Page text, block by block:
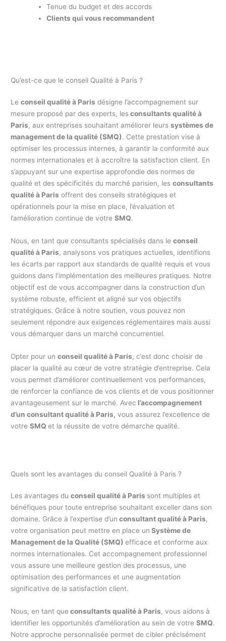
Tenue du budget et des accords
Clients qui vous recommandent
Qu’est-ce que le conseil Qualité à Paris ?
Leconseil qualité à Paris désigne l’accompagnement sur
mesure proposé par des experts, lesconsultants qualité à
Paris, aux entreprises souhaitant améliorer leurssystèmes de
management de la qualité (SMQ). Cette prestation vise à
optimiser les processus internes, à garantir la conformité aux
normes internationales et à accroître la satisfaction client. En
s’appuyant sur une expertise approfondie des normes de
qualité et des spécificités du marché parisien, lesconsultants
qualité à Paris offrent des conseils stratégiques et
opérationnels pour la mise en place, l’évaluation et
l’amélioration continue de votreSMQ.
Nous, en tant que consultants spécialisés dans leconseil
qualité à Paris, analysons vos pratiques actuelles, identifions
les écarts par rapport aux standards de qualité requis et vous
guidons dans l’implémentation des meilleures pratiques. Notre
objectif est de vous accompagner dans la construction d’un
système robuste, efficient et aligné sur vos objectifs
stratégiques. Grâce à notre soutien, vous pouvez non
seulement répondre aux exigences réglementaires mais aussi
vous démarquer dans un marché concurrentiel.
Opter pour unconseil qualité à Paris, c’est donc choisir de
placer la qualité au cœur de votre stratégie d’entreprise. Cela
vous permet d’améliorer continuellement vos performances,
de renforcer la confiance de vos clients et de vous positionner
avantageusement sur le marché. Avec l’accompagnement
d’un consultant qualité à Paris, vous assurez l’excellence de
votreSMQet la réussite de votre démarche qualité.
Quels sont les avantages du conseil Qualité à Paris ?
Les avantages duconseil qualité à Paris sont multiples et
bénéfiques pour toute entreprise souhaitant exceller dans son
domaine. Grâce à l’expertise d’un consultant qualité à Paris,
votre organisation peut mettre en place un Système de
Management de la Qualité (SMQ)efficace et conforme aux
normes internationales. Cet accompagnement professionnel
vous assure une meilleure gestion des processus, une
optimisation des performances et une augmentation
significative de la satisfaction client.
Nous, en tant que consultants qualité à Paris, vous aidons à
identifier les opportunités d’amélioration au sein de votreSMQ.
Notre approche personnalisée permet de cibler précisément